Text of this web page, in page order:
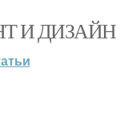
И ДИЗАЙН